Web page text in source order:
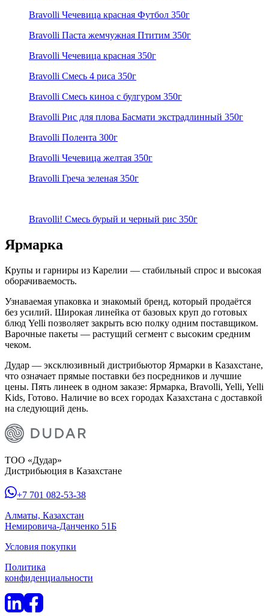
Bravolli Чечевица красная Футбол 350г
Bravolli Паста жемчужная Птитим 350г
Bravolli Чечевица красная 350г
Bravolli Смесь 4 риса 350г
Bravolli Смесь киноа с булгуром 350г
Bravolli Рис для плова Басмати экстрадлинный 350г
Bravolli Полента 300г
Bravolli Чечевица желтая 350г
Bravolli Греча зеленая 350г
Bravolli! Смесь бурый и черный рис 350г
Ярмарка
Крупы и гарниры из Карелии — стабильный спрос и высокая
оборачиваемость.
Узнаваемая упаковка и знакомый бренд, который продаётся
без усилий. Широкая линейка от базовых круп до готовых
блюд Yelli позволяет закрыть всю полку одним поставщиком.
Варочные пакеты — растущий сегмент с высоким средним
чеком.
Дудар — эксклюзивный дистрибьютор Ярмарки в Казахстане,
что означает прямые поставки без посредников и лучшие
цены. Пять линеек в одном заказе: Ярмарка, Bravolli, Yelli, Yelli
Kids, Готово. Наличие во всех городах Казахстана с доставкой
на следующий день.
ТОО «Дудар»
Дистрибьюция в Казахстане
+7 701 082-53-38
Алматы, Казахстан
Немировича-Данченко 51Б
Условия покупки
Политика
конфиденциальности